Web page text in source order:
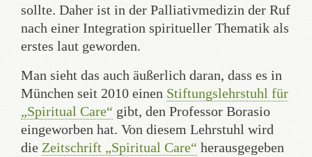
sollte. Daher ist in der Palliativmedizin der Ruf
nach einer Integration spiritueller Thematik als
erstes laut geworden.
Man sieht das auch äußerlich daran, dass es in
München seit 2010 einen Stiftungslehrstuhl für
„Spiritual Care“ gibt, den Professor Borasio
eingeworben hat. Von diesem Lehrstuhl wird
die Zeitschrift „Spiritual Care“ herausgegeben